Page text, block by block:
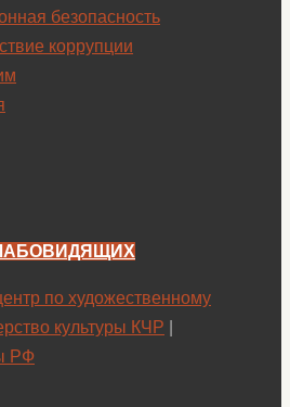
безопасность
коррупции
по художественному
культуры КЧР
РФ